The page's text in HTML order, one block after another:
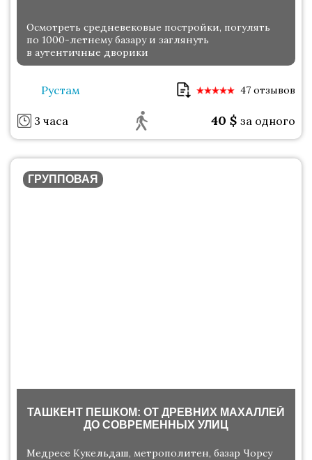
Осмотреть средневековые постройки, погулять
по 1000-летнему базару и заглянуть
в аутентичные дворики
Рустам 47 отзывов
3 часа 40 $ за одного
ГРУППОВАЯ
ТАШКЕНТ ПЕШКОМ: ОТ ДРЕВНИХ МАХАЛЛЕЙ
ДО СОВРЕМЕННЫХ УЛИЦ
Медресе Кукельдаш, метрополитен, базар Чорсу